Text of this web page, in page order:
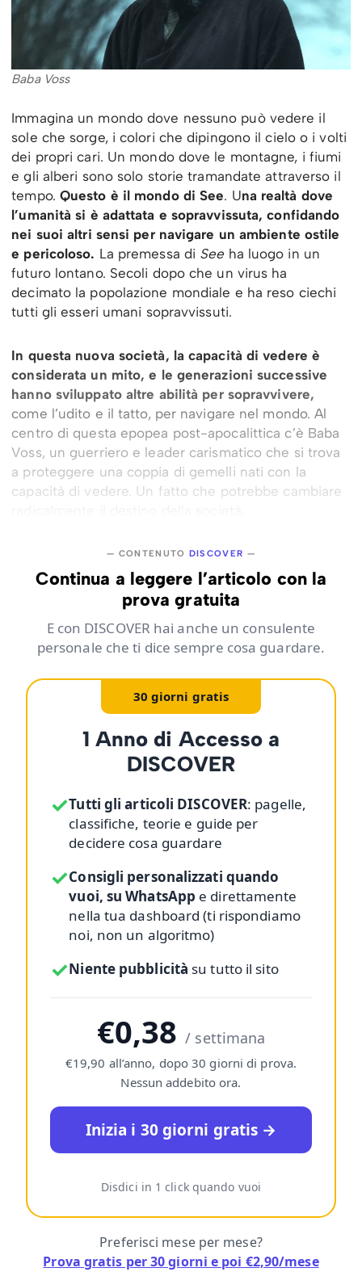
Baba Voss
Immagina un mondo dove nessuno può vedere il
sole che sorge, i colori che dipingono il cielo o i volti
dei propri cari. Un mondo dove le montagne, i fiumi
e gli alberi sono solo storie tramandate attraverso il
tempo. Questo è il mondo di See. Una realtà dove
l’umanità si è adattata e sopravvissuta, confidando
nei suoi altri sensi per navigare un ambiente ostile
e pericoloso. La premessa di See ha luogo in un
futuro lontano. Secoli dopo che un virus ha
decimato la popolazione mondiale e ha reso ciechi
tutti gli esseri umani sopravvissuti.
In questa nuova società, la capacità di vedere è
considerata un mito, e le generazioni successive
hanno sviluppato altre abilità per sopravvivere,
come l’udito e il tatto, per navigare nel mondo. Al
centro di questa epopea post-apocalittica c’è Baba
Voss, un guerriero e leader carismatico che si trova
a proteggere una coppia di gemelli nati con la
capacità di vedere. Un fatto che potrebbe cambiare
— CONTENUTO DISCOVER —
Continua a leggere l’articolo con la
prova gratuita
E con DISCOVER hai anche un consulente
personale che ti dice sempre cosa guardare.
30 giorni gratis
1 Anno di Accesso a
DISCOVER
✓Tutti gli articoli DISCOVER: pagelle,
classifiche, teorie e guide per
decidere cosa guardare
✓Consigli personalizzati quando
vuoi, su WhatsApp e direttamente
nella tua dashboard (ti rispondiamo
noi, non un algoritmo)
✓Niente pubblicità su tutto il sito
€0,38/ settimana
€19,90 all’anno, dopo 30 giorni di prova.
Nessun addebito ora.
Inizia i 30 giorni gratis →
Disdici in 1 click quando vuoi
Preferisci mese per mese?
Prova gratis per 30 giorni e poi €2,90/mese